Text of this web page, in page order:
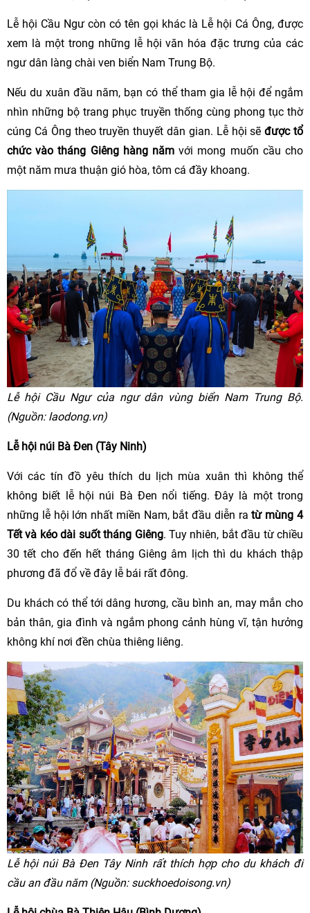
Lễ hội Cầu Ngư còn có tên gọi khác là Lễ hội Cá Ông, được
xem là một trong những lễ hội văn hóa đặc trưng của các
ngư dân làng chài ven biển Nam Trung Bộ.
Nếu du xuân đầu năm, bạn có thể tham gia lễ hội để ngắm
nhìn những bộ trang phục truyền thống cùng phong tục thờ
cúng Cá Ông theo truyền thuyết dân gian. Lễ hội sẽđược tổ
chức vào tháng Giêng hàng năm với mong muốn cầu cho
một năm mưa thuận gió hòa, tôm cá đầy khoang.
Lễ hội Cầu Ngư của ngư dân vùng biển Nam Trung Bộ.
(Nguồn: laodong.vn)
Lễ hội núi Bà Đen (Tây Ninh)
Với các tín đồ yêu thích du lịch mùa xuân thì không thể
không biết lễ hội núi Bà Đen nổi tiếng. Đây là một trong
những lễ hội lớn nhất miền Nam, bắt đầu diễn ratừ mùng 4
Tết và kéo dài suốt tháng Giêng. Tuy nhiên, bắt đầu từ chiều
30 tết cho đến hết tháng Giêng âm lịch thì du khách thập
phương đã đổ về đây lễ bái rất đông.
Du khách có thể tới dâng hương, cầu bình an, may mắn cho
bản thân, gia đình và ngắm phong cảnh hùng vĩ, tận hưởng
không khí nơi đền chùa thiêng liêng.
Lễ hội núi Bà Đen Tây Ninh rất thích hợp cho du khách đi
cầu an đầu năm (Nguồn: suckhoedoisong.vn)